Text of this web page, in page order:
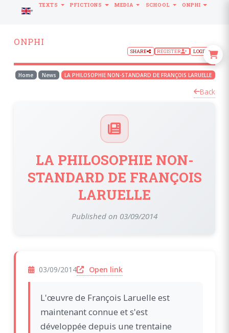
ONPHI
SHARE REGISTER LOGIN
Home News LA PHILOSOPHIE NON-STANDARD DE FRANÇOIS LARUELLE
Back
LA PHILOSOPHIE NON-
STANDARD DE FRANÇOIS
LARUELLE
Published on 03/09/2014
03/09/2014 Open link(opens in a new window)
L'œuvre de François Laruelle est
maintenant connue et s'est
développée depuis une trentaine
LANGUAGE
TEXTS PFICTIONS MEDIA SCHOOL ONPHI